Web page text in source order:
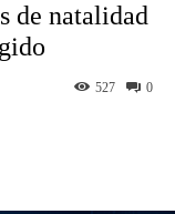
de natalidad
0
527